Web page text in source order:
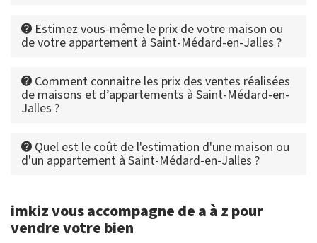
Estimez vous-même le prix de votre maison ou
de votre appartement à Saint-Médard-en-Jalles ?
Comment connaitre les prix des ventes réalisées
de maisons et d’appartements à Saint-Médard-en-
Jalles ?
Quel est le coût de l'estimation d'une maison ou
d'un appartement à Saint-Médard-en-Jalles ?
imkiz vous accompagne de a à z pour
vendre votre bien